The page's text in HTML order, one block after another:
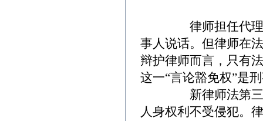
律师担任代理人、
事人说话。但律师在
辩护律师而言，只有
这一“言论豁免权”是
新律师法第三十七
人身权利不受侵犯。